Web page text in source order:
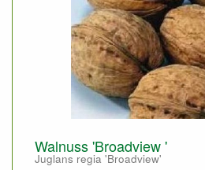
Walnuss 'Broadview '
Juglans regia 'Broadview'